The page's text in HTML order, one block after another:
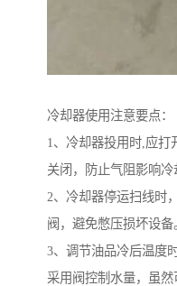
冷却器使用注意要点：
1、冷却器投用时,应打
关闭，防止气阻影响冷
2、冷却器停运扫线时
阀，避免憋压损坏设备
3、调节油品冷后温度
采用阀控制水量，虽